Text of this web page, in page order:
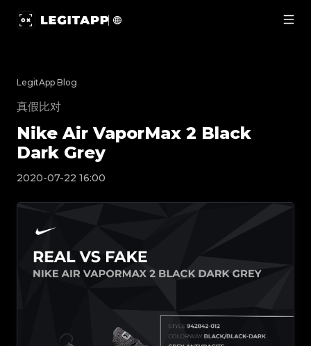
LegitApp Blog
真假比对
Nike Air VaporMax 2 Black
Dark Grey
2020-07-22 16:00